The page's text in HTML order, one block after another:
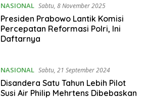
NASIONAL Sabtu, 8 November 2025
Presiden Prabowo Lantik Komisi
Percepatan Reformasi Polri, Ini
Daftarnya
NASIONAL Sabtu, 21 September 2024
Disandera Satu Tahun Lebih Pilot
Susi Air Philip Mehrtens Dibebaskan